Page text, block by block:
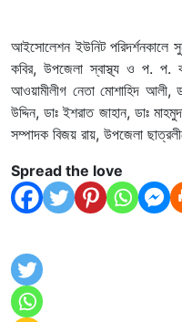
আইসোলেশন ইউনিট পরিদর্শনকালে
কবির, উপজেলা স্বাস্থ্য ও প. প.
আওয়ামীলীগ নেতা মোশাহিদ আলী,
উদ্দিন, ডাঃ ইশরাত জাহান, ডাঃ
সম্পাদক বিজয় রায়, উপজেলা
Spread the love